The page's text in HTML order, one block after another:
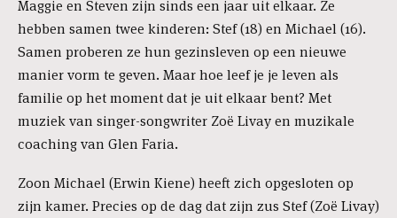
Maggie en Steven zijn sinds een jaar uit elkaar. Ze
hebben samen twee kinderen: Stef (18) en Michael (16).
Samen proberen ze hun gezinsleven op een nieuwe
manier vorm te geven. Maar hoe leef je je leven als
familie op het moment dat je uit elkaar bent? Met
muziek van singer-songwriter Zoë Livay en muzikale
coaching van Glen Faria.
Zoon Michael (Erwin Kiene) heeft zich opgesloten op
zijn kamer. Precies op de dag dat zijn zus Stef (Zoë Livay)